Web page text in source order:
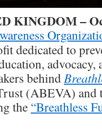
KINGDOM –
dedicated to
behind
(ABEVA) and
the “Breathless